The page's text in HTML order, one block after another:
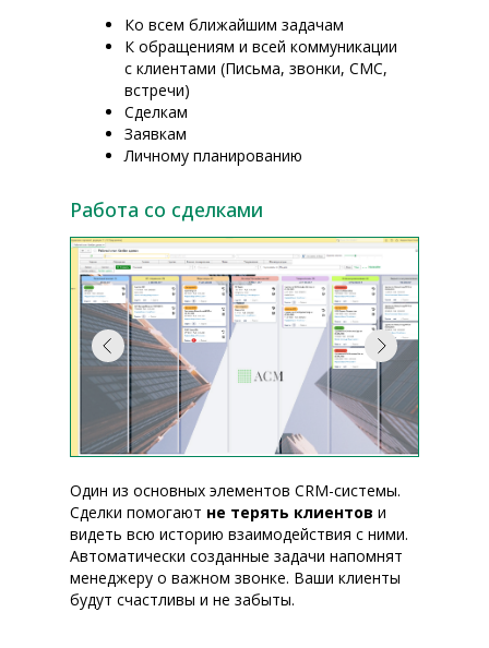
Ко всем ближайшим задачам
К обращениям и всей коммуникации
с клиентами (Письма, звонки, СМС,
встречи)
Сделкам
Заявкам
Личному планированию
Один из основных элементов CRM-системы.
Сделки помогают не терять клиентов и
видеть всю историю взаимодействия с ними.
Автоматически созданные задачи напомнят
менеджеру о важном звонке. Ваши клиенты
будут счастливы и не забыты.
Работа со сделками